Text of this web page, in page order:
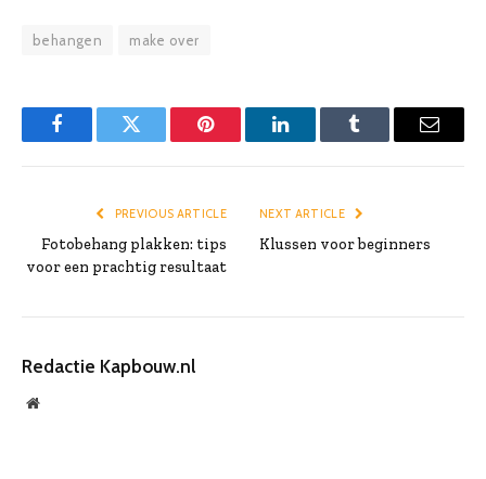
behangen make over
FacebookTwitter Pinterest LinkedInTumblr Email
PREVIOUS ARTICLE
Fotobehang plakken: tips
voor een prachtig resultaat
NEXT ARTICLE
Klussen voor beginners
Redactie Kapbouw.nl
Website